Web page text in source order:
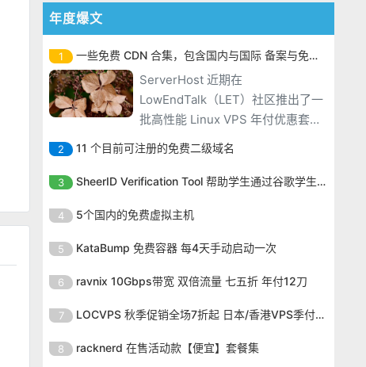
年度爆文
1 一些免费 CDN 合集，包含国内与国际 备案与免备案
ServerHost 近期在
LowEndTalk（LET）社区推出了一
批高性能 Linux VPS 年付优惠套
餐，使用优惠码后 2GB 内存配置低
至 $16.99/年，16GB 大内存套餐也
仅需 $99.99/年，性价比非常突
KVM 虚拟化架构，搭配
2 11 个目前可注册的免费二级域名
ServerHost 近期在
LowEndTalk（LET）社区推出了一
批高性能 Linux VPS 年付优惠套
至 $16.99/年，16GB 大内存套餐也
出。ServerHost 的 VPS 全部采用
KVM 虚拟化架构，搭配
3 SheerID Verification Tool 帮助学生通过谷歌学生计划免费获得 Gemini Advanced
ServerHost 近期在
LowEndTalk（LET）社区推出了一
批高性能 Linux VPS 年付优惠套
至 $16.99/年，16GB 大内存套餐也
出。ServerHost 的 VPS 全部采用
KVM 虚拟化架构，搭配
4 5个国内的免费虚拟主机
ServerHost 近期在
LowEndTalk（LET）社区推出了一
批高性能 Linux VPS 年付优惠套
至 $16.99/年，16GB 大内存套餐也
出。ServerHost 的 VPS 全部采用
5 KataBump 免费容器 每4天手动启动一次
ServerHost 近期在
LowEndTalk（LET）社区推出了一
批高性能 Linux VPS 年付优惠套
至 $16.99/年，16GB 大内存套餐也
6 ravnix 10Gbps带宽 双倍流量 七五折 年付12刀
ServerHost 近期在
LowEndTalk（LET）社区推出了一
批高性能 Linux VPS 年付优惠套
7 LOCVPS 秋季促销全场7折起 日本/香港VPS季付63元
ServerHost 近期在
LowEndTalk（LET）社区推出了一
8 racknerd 在售活动款【便宜】套餐集